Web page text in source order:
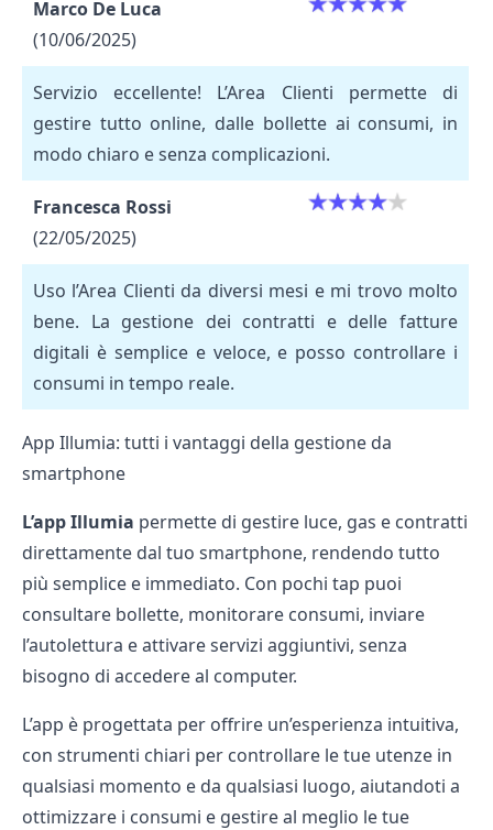
Marco De Luca
(10/06/2025)
Servizio eccellente! L’Area Clienti permette di
gestire tutto online, dalle bollette ai consumi, in
modo chiaro e senza complicazioni.
Francesca Rossi
(22/05/2025)
Uso l’Area Clienti da diversi mesi e mi trovo molto
bene. La gestione dei contratti e delle fatture
digitali è semplice e veloce, e posso controllare i
consumi in tempo reale.
App Illumia: tutti i vantaggi della gestione da
smartphone
L’app Illumia permette di gestire luce, gas e contratti
direttamente dal tuo smartphone, rendendo tutto
più semplice e immediato. Con pochi tap puoi
consultare bollette, monitorare consumi, inviare
l’autolettura e attivare servizi aggiuntivi, senza
bisogno di accedere al computer.
L’app è progettata per offrire un’esperienza intuitiva,
con strumenti chiari per controllare le tue utenze in
qualsiasi momento e da qualsiasi luogo, aiutandoti a
ottimizzare i consumi e gestire al meglio le tue